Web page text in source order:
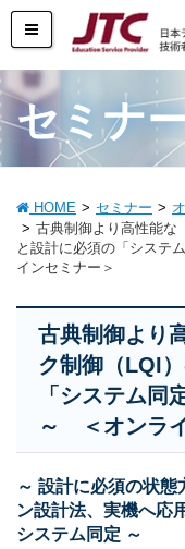
セミナ
HOME セミナー
古典制御より高性能な
と設計に必須の「シス
インセミナー＞
古典制御より
ク制御（LQI
「システム
～ ＜オンラ
～ 設計に必須の状
ン設計法、実機へ応
システム同定 ～